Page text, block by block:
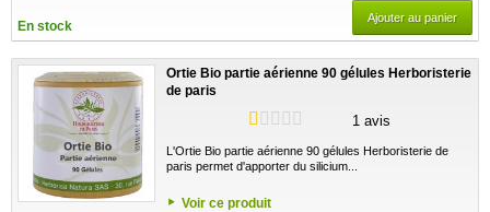
En stock
Ajouter au panier
Ortie Bio partie aérienne 90 gélules Herboristerie
de paris
1 avis
L'Ortie Bio partie aérienne 90 gélules Herboristerie de
paris permet d'apporter du silicium...
Voir ce produit